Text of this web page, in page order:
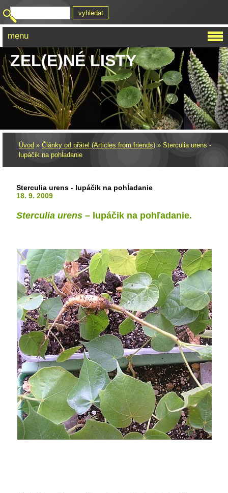
ZEL(E)NÉ LISTY
Úvod » Články od přátel (Articles from friends) » Sterculia urens -
lupáčik na pohĺadanie
Sterculia urens - lupáčik na pohĺadanie
18. 9. 2009
Sterculia urens – lupáčik na pohľadanie.
menu